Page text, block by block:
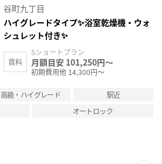
谷町九丁目
ハイグレードタイプ✨浴室乾燥機・ウォ
シュレット付き✨
賃料
Sショートプラン
月額目安 101,250円～
初期費用他 14,300円～
高級・ハイグレード
駅近
オートロック